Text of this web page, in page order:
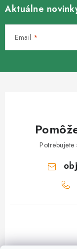
Aktuálne
Email